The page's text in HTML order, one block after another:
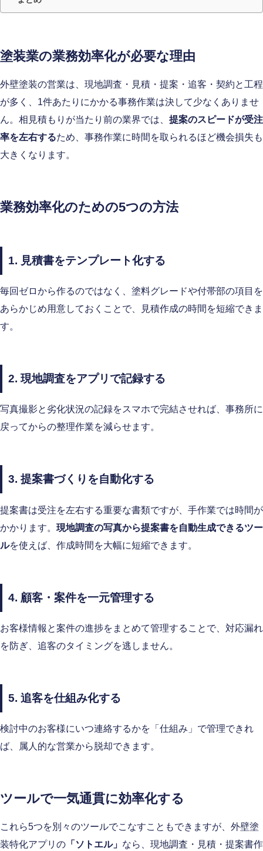
塗装業の業務効率化が必要な理由
外壁塗装の営業は、現地調査・見積・提案・追客・契約と工程
が多く、1件あたりにかかる事務作業は決して少なくありませ
ん。相見積もりが当たり前の業界では、 提案のスピードが受注
率を左右するため、事務作業に時間を取られるほど機会損失も
大きくなります。
業務効率化のための5つの方法
1. 見積書をテンプレート化する
毎回ゼロから作るのではなく、塗料グレードや付帯部の項目を
あらかじめ用意しておくことで、見積作成の時間を短縮できま
す。
2. 現地調査をアプリで記録する
写真撮影と劣化状況の記録をスマホで完結させれば、事務所に
戻ってからの整理作業を減らせます。
3. 提案書づくりを自動化する
提案書は受注を左右する重要な書類ですが、手作業では時間が
かかります。 現地調査の写真から提案書を自動生成できるツー
ルを使えば、作成時間を大幅に短縮できます。
4. 顧客・案件を一元管理する
お客様情報と案件の進捗をまとめて管理することで、対応漏れ
を防ぎ、追客のタイミングを逃しません。
5. 追客を仕組み化する
検討中のお客様にいつ連絡するかを「仕組み」で管理できれ
ば、属人的な営業から脱却できます。
ツールで一気通貫に効率化する
これら5つを別々のツールでこなすこともできますが、外壁塗
装特化アプリの 「ソトエル」 なら、現地調査・見積・提案書作